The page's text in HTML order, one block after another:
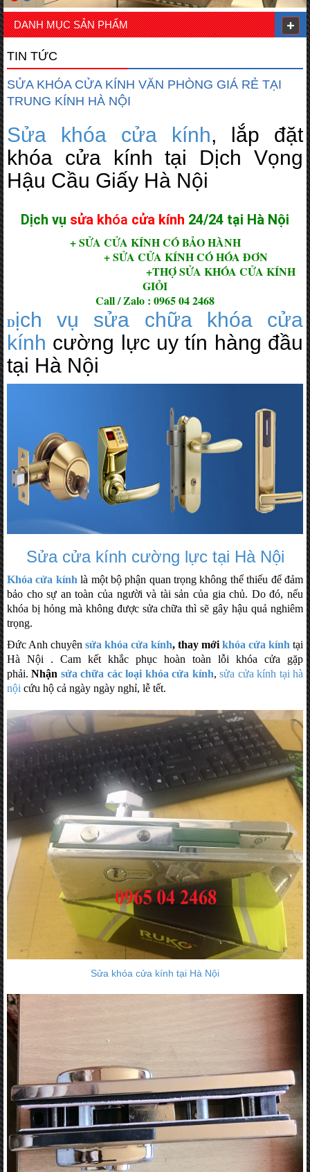
DANH MỤC SẢN PHẨM
TIN TỨC
SỬA KHÓA CỬA KÍNH VĂN PHÒNG GIÁ RẺ TẠI
TRUNG KÍNH HÀ NỘI
Sửa khóa cửa kính, lắp đặt
khóa cửa kính tại Dịch Vọng
Hậu Cầu Giấy Hà Nội
Dịch vụ sửa khóa cửa kính 24/24 tại Hà Nội
+ SỬA CỬA KÍNH CÓ BẢO HÀNH
+ SỬA CỬA KÍNH CÓ HÓA ĐƠN
+THỢ SỬA KHÓA CỬA KÍNH
GIỎI
Call / Zalo : 0965 04 2468
Dịch vụ sửa chữa khóa cửa
kính cường lực uy tín hàng đầu
tại Hà Nội
Sửa cửa kính cường lực tại Hà Nội
Khóa cửa kính là một bộ phận quan trọng không thể thiếu để đảm
bảo cho sự an toàn của người và tài sản của gia chủ. Do đó, nếu
khóa bị hỏng mà không được sửa chữa thì sẽ gây hậu quả nghiêm
trọng.
Đức Anh chuyên sửa khóa cửa kính, thay mới khóa cửa kính tại
Hà Nội . Cam kết khắc phục hoàn toàn lỗi khóa cửa gặp
phải.Nhận sửa chữa các loại khóa cửa kính,sửa cửa kính tại hà
nội cứu hộ cả ngày ngày nghỉ, lễ tết.
Sửa khóa cửa kính tại Hà Nội